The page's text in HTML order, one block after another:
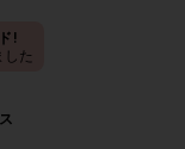
!
た